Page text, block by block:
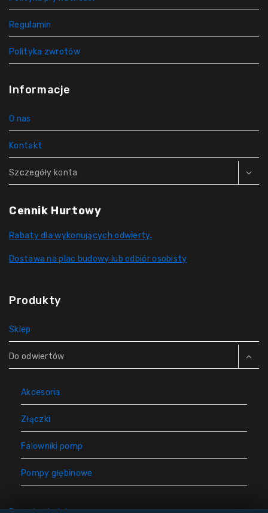
Regulamin
Polityka zwrotów
Informacje
O nas
Kontakt
Szczegóły konta
Cennik Hurtowy
Rabaty dla wykonujących odwierty.
Dostawa na plac budowy lub odbiór osobisty
Produkty
Sklep
Do odwiertów
Akcesoria
Złączki
Falowniki pomp
Pompy głębinowe